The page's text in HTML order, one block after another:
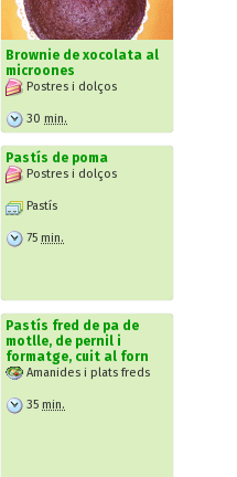
Brownie de xocolata al
microones
Postres i dolços
30 min.
Pastís de poma
Postres i dolços
Pastís
75 min.
Pastís fred de pa de
motlle, de pernil i
formatge, cuit al forn
Amanides i plats freds
35 min.